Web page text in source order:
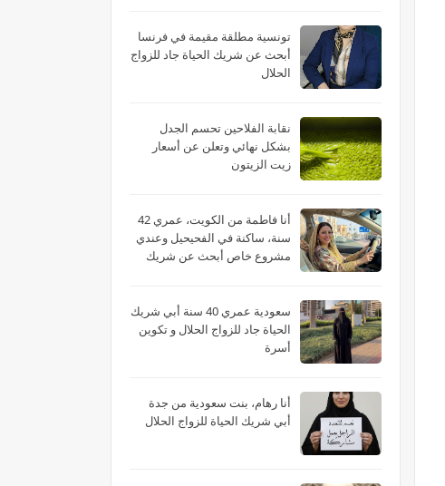
تونسية مطلقة مقيمة في فرنسا
أبحث عن شريك الحياة جاد للزواج
الحلال
نقابة الفلاحين تحسم الجدل
بشكل نهائي وتعلن عن أسعار
زيت الزيتون
أنا فاطمة من الكويت، عمري 42
سنة، ساكنة في الفحيحيل وعندي
مشروع خاص أبحث عن شريك
سعودية عمري 40 سنة أبي شريك
الحياة جاد للزواج الحلال و تكوين
أسرة
أنا رهام، بنت سعودية من جدة
أبي شريك الحياة للزواج الحلال